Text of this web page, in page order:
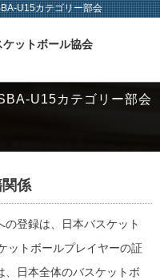
U15カテゴリー部会
ケットボール協会
U15カテゴリー部会
係
の登録は、日本バスケット
ットボールプレイヤーの証
、日本全体のバスケットボ